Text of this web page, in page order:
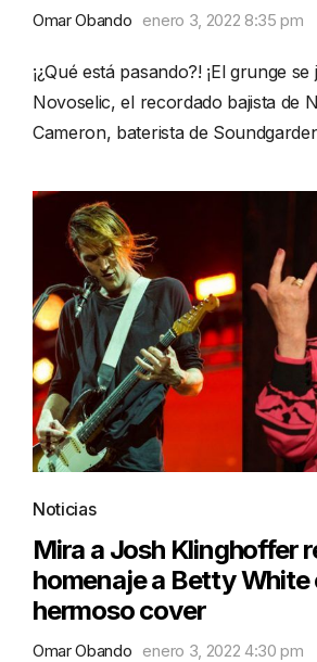
Omar Obando enero 3, 2022 8:35 pm
¡¿Qué está pasando?! ¡El grunge
Novoselic, el recordado bajista de
Cameron, baterista de
Noticias
Mira a Josh Klinghoffer
homenaje a Betty White
hermoso cover
Omar Obando enero 3, 2022 4:30 pm